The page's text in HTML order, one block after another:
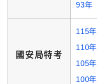
93年
國安局特考
115年
110年
105年
100年